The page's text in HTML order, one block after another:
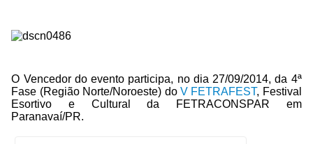
O Vencedor do evento participa, no dia 27/09/2014, da 4ª
Fase (Região Norte/Noroeste) do V FETRAFEST, Festival
Esortivo e Cultural da FETRACONSPAR em
Paranavaí/PR.